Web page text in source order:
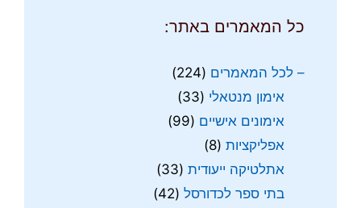
כל המאמרים באתר:
– לכל המאמרים (224)
אימון מנטאלי (33)
אימונים אישיים (99)
אפליקציות (8)
אתלטיקה ייעודית (33)
בתי ספר לכדורסל (42)